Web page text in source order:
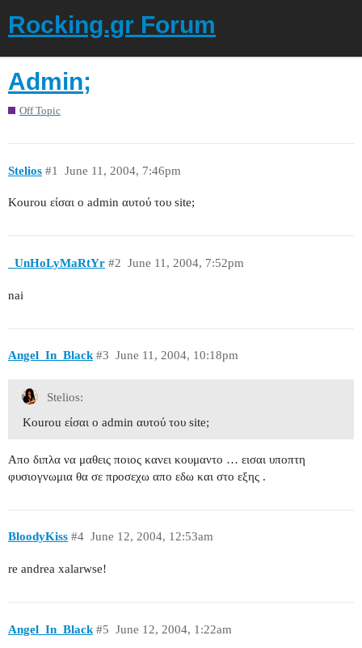
Rocking.gr Forum
Admin;
Off Topic
Stelios June 11, 2004, 7:46pm
#1
Kourou είσαι ο admin αυτού του site;
_UnHoLyMaRtYr June 11, 2004, 7:52pm
#2
nai
Angel_In_Black June 11, 2004, 10:18pm
#3
Stelios:
Kourou είσαι ο admin αυτού του site;
Απο διπλα να μαθεις ποιος κανει κουμαντο … εισαι υποπτη
φυσιογνωμια θα σε προσεχω απο εδω και στο εξης .
BloodyKiss June 12, 2004, 12:53am
#4
re andrea xalarwse!
Angel_In_Black June 12, 2004, 1:22am
#5